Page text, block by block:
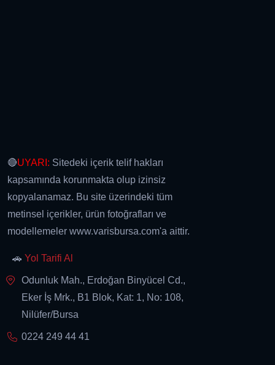
🔴UYARI: Sitedeki içerik telif hakları
kapsamında korunmakta olup izinsiz
kopyalanamaz. Bu site üzerindeki tüm
metinsel içerikler, ürün fotoğrafları ve
modellemeler www.varisbursa.com'a aittir.
🚗 Yol Tarifi Al
Odunluk Mah., Erdoğan Binyücel Cd.,
Eker İş Mrk., B1 Blok, Kat: 1, No: 108,
Nilüfer/Bursa
0224 249 44 41